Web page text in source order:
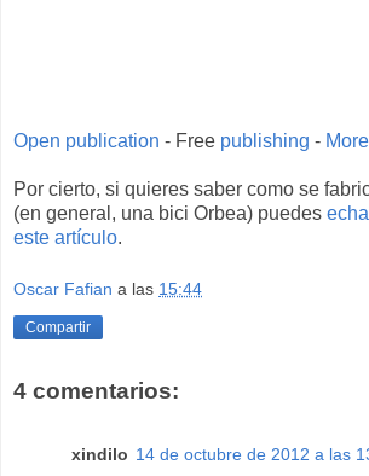
Open publication - Free publishing -
Por cierto, si quieres saber como se
(en general, una bici Orbea) puedes
este artículo.
Oscar Fafian a las 15:44
Compartir
4 comentarios:
xindilo 14 de octubre de 2012 a las